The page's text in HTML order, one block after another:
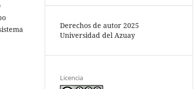
Derechos de autor 2025
Universidad del Azuay
Licencia